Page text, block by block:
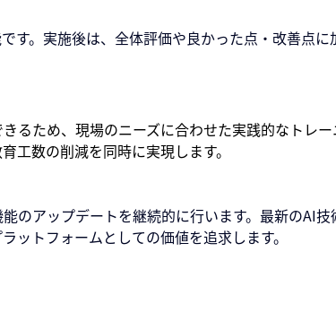
す。実施後は、全体評価や良かった点・改善点
るため、現場のニーズに合わせた実践的なトレ
工数の削減を同時に実現します。
のアップデートを継続的に行います。最新のAI
ットフォームとしての価値を追求します。